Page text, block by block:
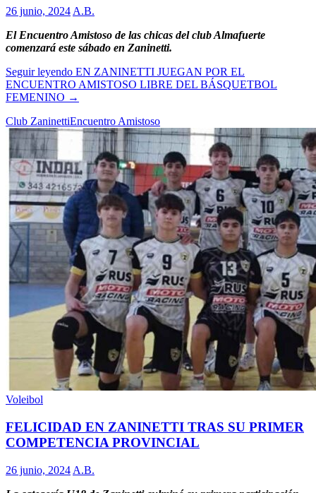
26 junio, 2024 A.B.
El Encuentro Amistoso de las chicas del club Almafuerte
comenzará este sábado en Zaninetti.
Seguir leyendo EN ZANINETTI JUEGAN POR EL
ENCUENTRO AMISTOSO LIBRE DEL BÁSQUETBOL
FEMENINO →
Club ZaninettiEncuentro Amistoso
Voleibol
FELICIDAD EN ZANINETTI TRAS SU PRIMER
COMPETENCIA PROVINCIAL
26 junio, 2024 A.B.